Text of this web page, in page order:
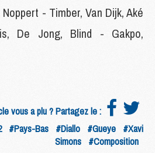
Noppert - Timber, Van Dijk, Aké
De Jong, Blind - Gakpo,
vous a plu ? Partagez le :
#Pays-Bas #Diallo #Gueye #Xavi
Simons #Composition